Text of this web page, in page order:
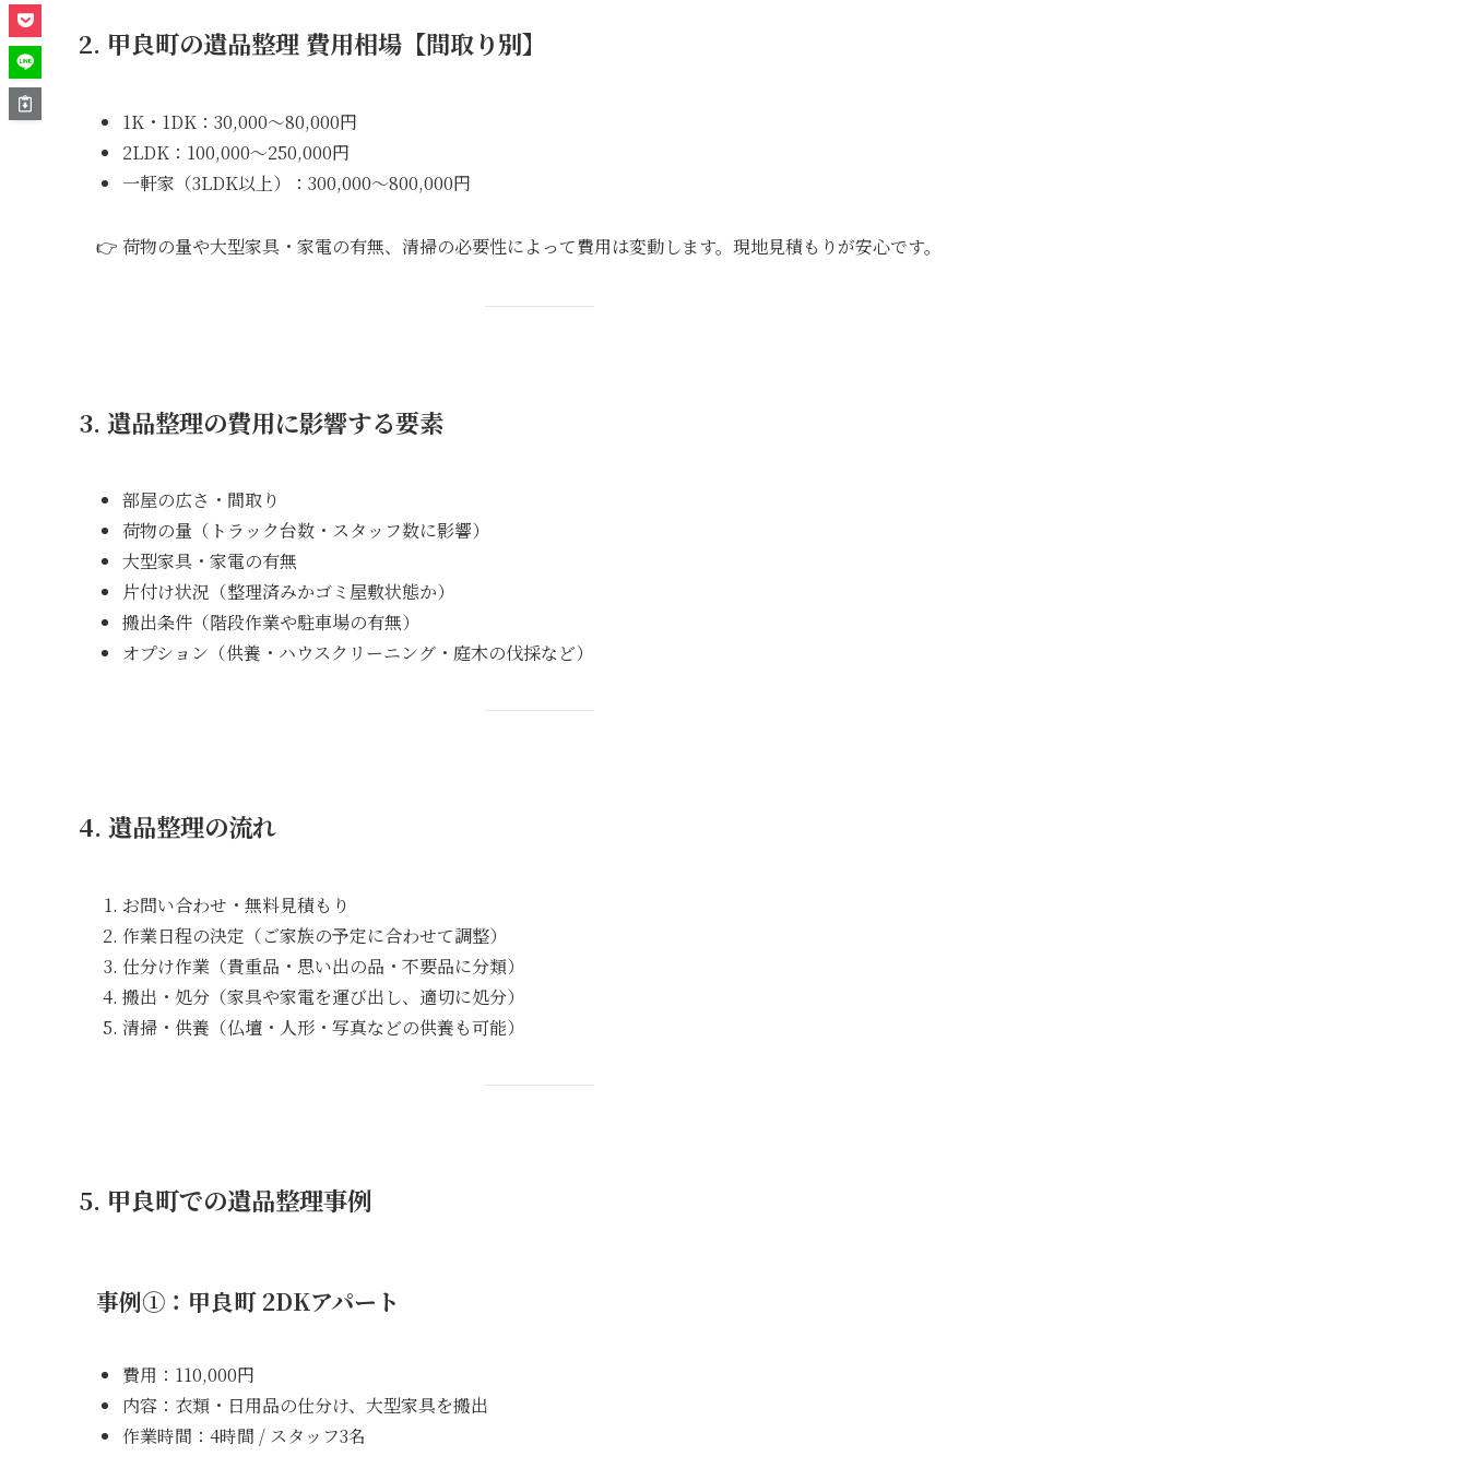
2. 甲良町の遺品整理 費用相場【間取り別】
1K・1DK：30,000〜80,000円
2LDK：100,000〜250,000円
一軒家（3LDK以上）：300,000〜800,000円
👉 荷物の量や大型家具・家電の有無、清掃の必要性によって費用は変動します。現地見積もりが安心です。
3. 遺品整理の費用に影響する要素
部屋の広さ・間取り
荷物の量（トラック台数・スタッフ数に影響）
大型家具・家電の有無
片付け状況（整理済みかゴミ屋敷状態か）
搬出条件（階段作業や駐車場の有無）
オプション（供養・ハウスクリーニング・庭木の伐採など）
4. 遺品整理の流れ
お問い合わせ・無料見積もり
作業日程の決定（ご家族の予定に合わせて調整）
仕分け作業（貴重品・思い出の品・不要品に分類）
搬出・処分（家具や家電を運び出し、適切に処分）
清掃・供養（仏壇・人形・写真などの供養も可能）
5. 甲良町での遺品整理事例
事例①：甲良町 2DKアパート
費用：110,000円
内容：衣類・日用品の仕分け、大型家具を搬出
作業時間：4時間 / スタッフ3名